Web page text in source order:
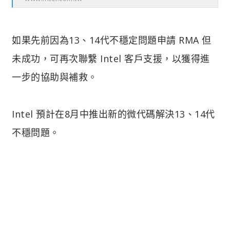
如果先前因為13、14代不穩定問題申請 RMA 但
未成功，可再次聯繫 Intel 客戶支援，以獲得進
一步的協助與補救。
Intel 預計在8月中推出新的微代碼解決13、14代
不穩問題。